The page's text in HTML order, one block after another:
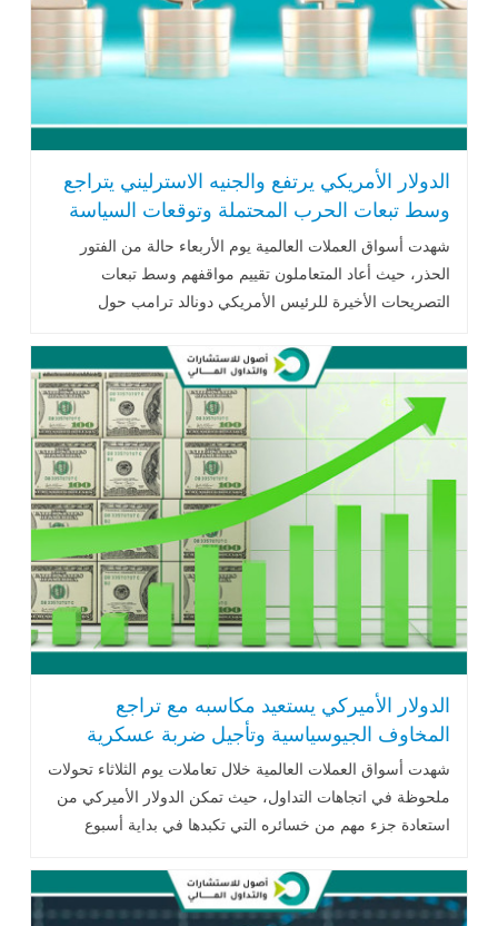
الدولار الأمريكي يرتفع والجنيه الاسترليني يتراجع
وسط تبعات الحرب المحتملة وتوقعات السياسة
النقدية
شهدت أسواق العملات العالمية يوم الأربعاء حالة من الفتور
الحذر، حيث أعاد المتعاملون تقييم مواقفهم وسط تبعات
التصريحات الأخيرة للرئيس الأمريكي دونالد ترامب حول
الدولار الأميركي يستعيد مكاسبه مع تراجع
المخاوف الجيوسياسية وتأجيل ضربة عسكرية
محتملة
شهدت أسواق العملات العالمية خلال تعاملات يوم الثلاثاء تحولات
ملحوظة في اتجاهات التداول، حيث تمكن الدولار الأميركي من
استعادة جزء مهم من خسائره التي تكبدها في بداية أسبوع